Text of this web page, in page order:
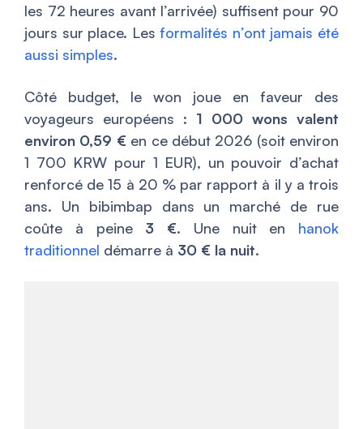
les 72 heures avant l’arrivée) suffisent pour 90
jours sur place. Lesformalités n’ont jamais été
aussi simples.
Côté budget, le won joue en faveur des
voyageurs européens : 1 000 wons valent
environ 0,59 € en ce début 2026 (soit environ
1 700 KRW pour 1 EUR), un pouvoir d’achat
renforcé de 15 à 20 % par rapport à il y a trois
ans. Un bibimbap dans un marché de rue
coûte à peine 3 €. Une nuit en hanok
traditionnel démarre à 30 € la nuit.